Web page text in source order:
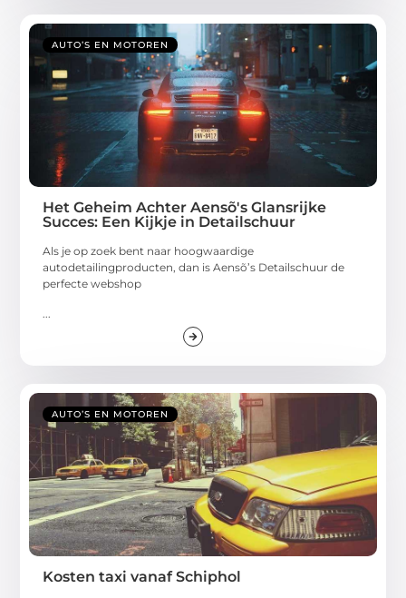
AUTO’S EN MOTOREN
Het Geheim Achter Aensõ's Glansrijke
Succes: Een Kijkje in Detailschuur
Als je op zoek bent naar hoogwaardige
autodetailingproducten, dan is Aensõ’s Detailschuur de
perfecte webshop
AUTO’S EN MOTOREN
Kosten taxi vanaf Schiphol